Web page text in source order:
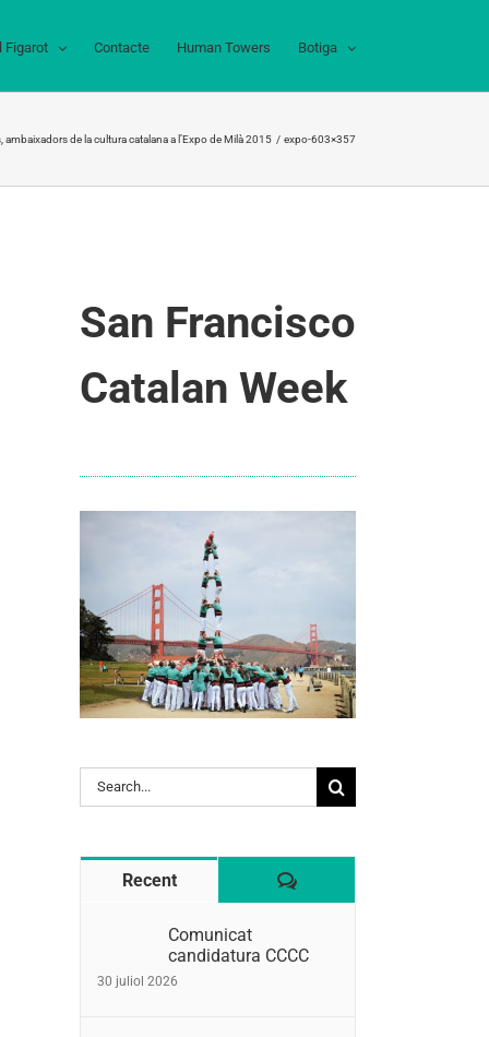
Figarot Contacte Human Towers Botiga
ambaixadors de la cultura catalana a l’Expo de Milà 2015 expo-603×357
San Francisco
Catalan Week
Search
for:
Recent Comentaris
Comunicat
candidatura CCCC
30 juliol 2026